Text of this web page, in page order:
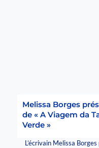
Melissa Borges
de « A Viagem da
Verde »
L’écrivain Melissa